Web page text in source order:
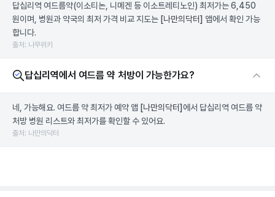
답십리역 여드름약(이소티논, 니메겐 등 이소트레티노인) 최저가는 6,450
원이며, 병원과 약국의 최저 가격 비교 지도는 [나만의닥터] 앱에서 확인 가능
합니다.
출처: 나무위키
답십리역에서 여드름 약 처방이 가능한가요?
네, 가능해요. 여드름 약 최저가 예약 앱 [나만의닥터] 에서 답십리역 여드름 약
처방 병원 리스트와 최저가를 확인할 수 있어요.
출처: 나만의닥터